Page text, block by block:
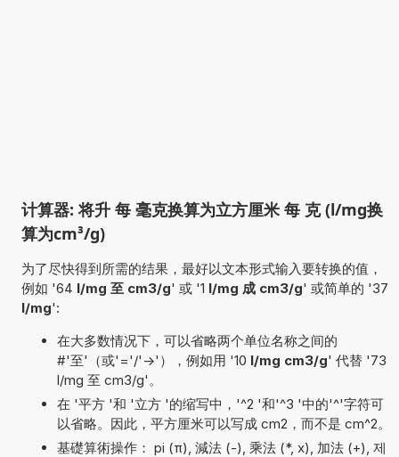
计算器: 将升 每 毫克换算为立方厘米 每 克 (l/mg换
算为cm³/g)
为了尽快得到所需的结果，最好以文本形式输入要转换的值，
例如 '64 l/mg 至 cm3/g' 或 '1 l/mg 成 cm3/g' 或简单的 '37
l/mg':
在大多数情况下，可以省略两个单位名称之间的
#'至'（或'='/'->'），例如用 '10 l/mg cm3/g' 代替 '73
l/mg 至 cm3/g'。
在 '平方 '和 '立方 '的缩写中，'^2 '和'^3 '中的'^'字符可
以省略。因此，平方厘米可以写成 cm2，而不是 cm^2。
基礎算術操作： pi (π), 減法 (-), 乘法 (*, x), 加法 (+), 제